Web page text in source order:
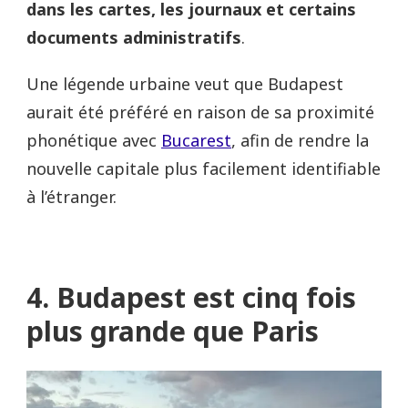
dans les cartes, les journaux et certains
documents administratifs.
Une légende urbaine veut que Budapest
aurait été préféré en raison de sa proximité
phonétique avec Bucarest, afin de rendre la
nouvelle capitale plus facilement identifiable
à l’étranger.
4. Budapest est cinq fois
plus grande que Paris